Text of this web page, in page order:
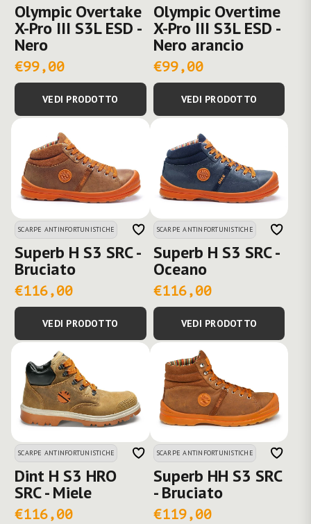
Olympic Overtake
X-Pro III S3L ESD -
Nero
€99,00
VEDI PRODOTTO
Olympic Overtime
X-Pro III S3L ESD -
Nero arancio
€99,00
VEDI PRODOTTO
SCARPE ANTINFORTUNISTICHE
Superb H S3 SRC -
Bruciato
€116,00
VEDI PRODOTTO
SCARPE ANTINFORTUNISTICHE
Superb H S3 SRC -
Oceano
€116,00
VEDI PRODOTTO
SCARPE ANTINFORTUNISTICHE
Dint H S3 HRO
SRC - Miele
€116,00
SCARPE ANTINFORTUNISTICHE
Superb HH S3 SRC
- Bruciato
€119,00